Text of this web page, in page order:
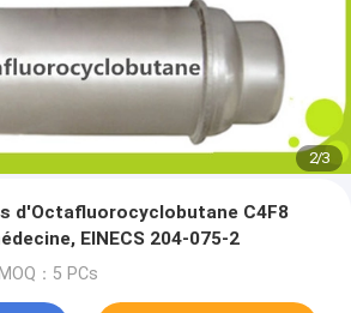
2/3
d'Octafluorocyclobutane C4F8
EINECS 204-075-2
MOQ：5 PCs